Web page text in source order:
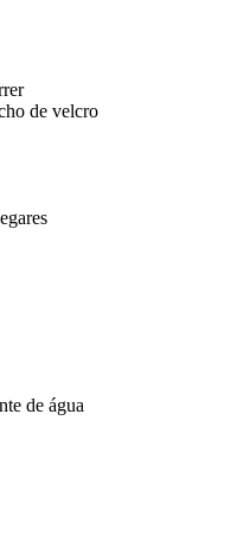
de velcro
de água